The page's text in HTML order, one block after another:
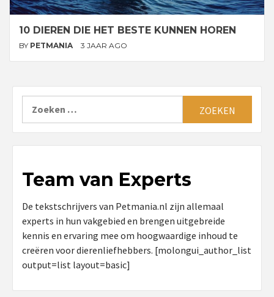
10 DIEREN DIE HET BESTE KUNNEN HOREN
BY PETMANIA 3 JAAR AGO
naar:
Team van Experts
De tekstschrijvers van Petmania.nl zijn allemaal
experts in hun vakgebied en brengen uitgebreide
kennis en ervaring mee om hoogwaardige inhoud te
creëren voor dierenliefhebbers. [molongui_author_list
output=list layout=basic]